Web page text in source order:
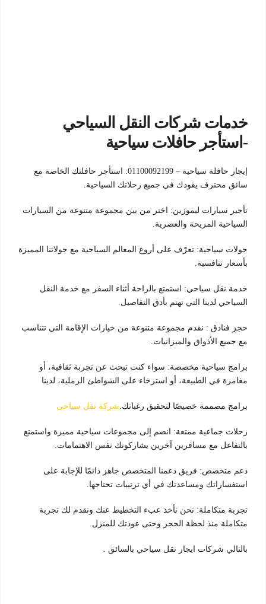
خدمات شركات النقل السياحي
-استأجر حافلات سياحية
إيجار حافلة سياحية – 01100092199: استأجر حافلتك الخاصة مع
سائق محترف يقودك في جميع رحلاتك السياحية.
تأجير سيارات ليموزين: اختر من بين مجموعة متنوعة من السيارات
السياحية المريحة والعصرية.
جولات سياحية: تعرّف على أروع المعالم السياحية مع جولاتنا المميزة
بأسعار تنافسية.
خدمة نقل سياحي: استمتع بالراحة أثناء السفر مع خدمة النقل
السياحي لدينا التي تهتم بأدق التفاصيل.
حجز فنادق : نقدم مجموعة متنوعة من خيارات الإقامة التي تتناسب
مع جميع الأذواق والميزانيات.
برامج سياحية مخصصة: سواء كنت تبحث عن تجربة ثقافية، أو
مغامرة في الطبيعة، أو استرخاء على الشواطئ الرملية، لدينا
برامج مصممة خصيصًا لتحقيق رغباتك.شركة نقل سياحى
رحلات جماعية ممتعة: انضم إلى مجموعات سياحية مميزة واستمتع
بالتفاعل مع مسافرين آخرين يشاركونك نفس الاهتمامات.
دعم متخصص: فريق دعمنا المتخصص جاهز دائمًا للإجابة على
استفساراتك ومساعدتك في أي ترتيبات تحتاجها.
تجربة متكاملة: نحن نأخذ عبء التخطيط عنك ونقدم لك تجربة
متكاملة منذ لحظة الحجز وحتى عودتك للمنزل.
بالتالي شركات ايجار نقل سياحي بالسائق .